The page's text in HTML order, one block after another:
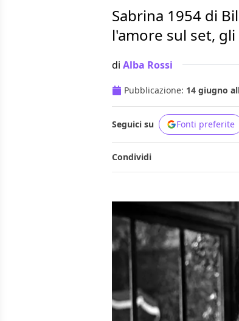
Sabrina 1954 di
l'amore sul set, gli
di Alba Rossi
Pubblicazione: 14 giugno
Seguici su Fonti preferite
Condividi